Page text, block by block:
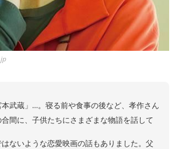
本武蔵」…。寝る前や食事の後など、孝作さん
間に、子供たちにさまざまな物語を話して
ないような恋愛映画の話もありました。父